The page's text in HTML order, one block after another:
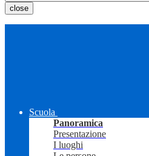
close
Scuola
Panoramica
Presentazione
I luoghi